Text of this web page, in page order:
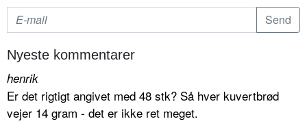
Nyeste kommentarer
henrik
Er det rigtigt angivet med 48 stk? Så hver kuvertbrød
vejer 14 gram - det er ikke ret meget.